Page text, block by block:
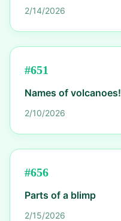
2/14/2026
#651
Names of volcanoes!
2/10/2026
#656
Parts of a blimp
2/15/2026